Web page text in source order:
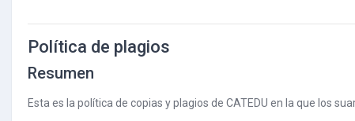
Política de plagios
Resumen
Esta es la política de copias y plagios de CATEDU en la que los